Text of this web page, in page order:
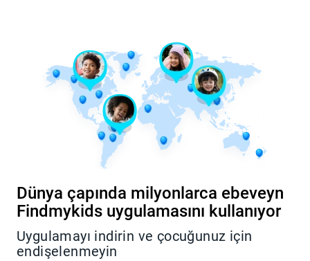
Dünya çapında milyonlarca ebeveyn
Findmykids uygulamasını kullanıyor
Uygulamayı indirin ve çocuğunuz için
endişelenmeyin